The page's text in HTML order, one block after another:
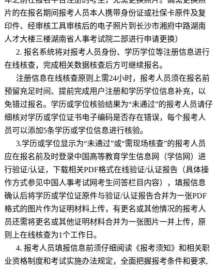
片的在报名期间报考人员本人携带身份证或社保卡原件及复
印件、经审核工具审核后的电子照片到长沙市湘府中路湖南
人才大楼三楼湖南省人事考试院二部进行申请更换）
2. 报名系统将对报考人员身份、学历学位等注册信息进行
在线核查，完成相关数据核查后方可继续报名。
注册信息在线核查原则上需24小时，报考人员须在报名前
预留充足时间、提前完成用户注册和学历学位信息补充，以
免错过报名。学历或学位核验结果为“未通过”的报考人员请仔
细核对学历或学位证书电子编码是否存在错误，每个报考人
员可以添加5条学历或学位信息进行核验。
3.学历或学位显示为“未通过”或“需现场核查”的报考人员
应在报名前及时登录中国高等教育学生信息网（学信网）进
行验证/认证，下载相关PDF格式在线验证/认证报告（具体操
作方式参见中国人事考试网考生问答栏目内容），填报信息
确认后将学历或学位证原件与验证/认证报告合并为一张PDF
格式的图片作为证明材料上传，有更名或其他情况的报考人
员还需将更名或其他证明材料合并为一张图片一并上传，原
则上在线核查为1个工作日。
4. 报考人员填报信息前须仔细阅读《报考须知》和相关职
业资格制度和考试实施办法规定，全面把握报考条件和要求,